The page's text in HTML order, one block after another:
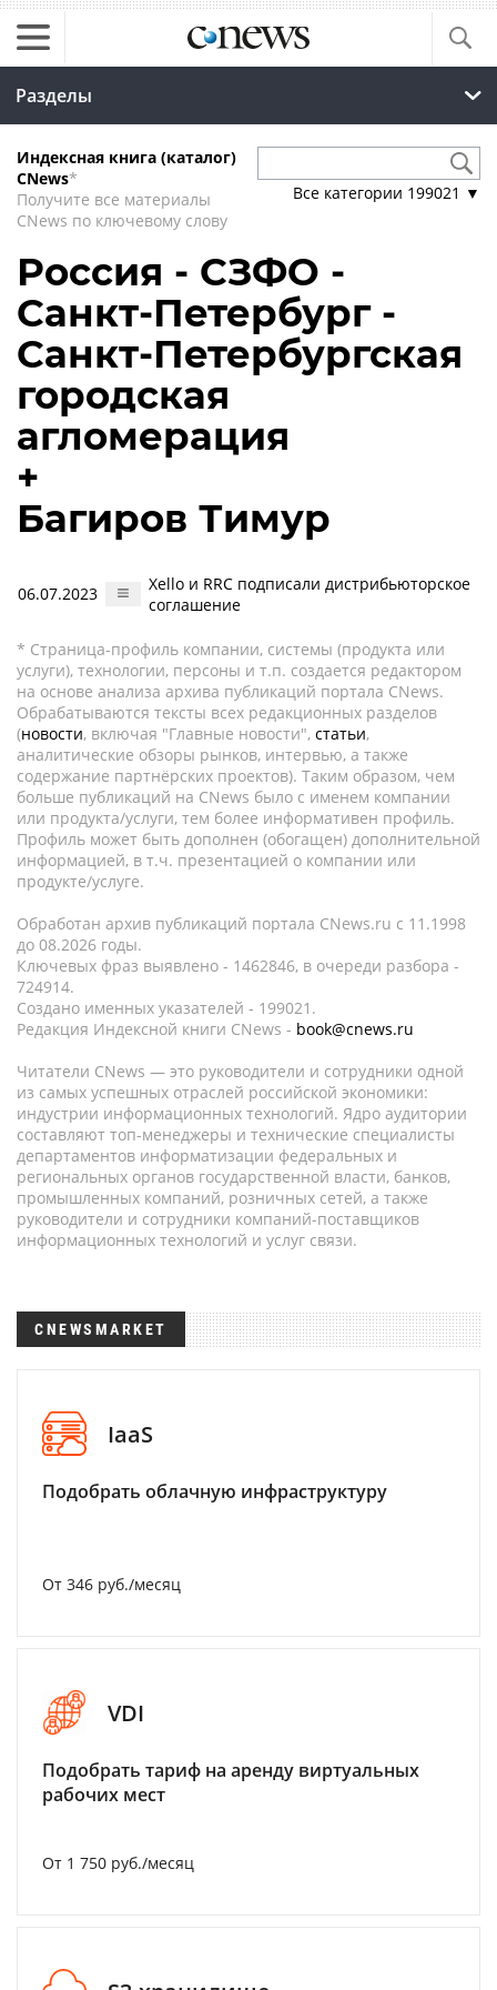
Разделы
Индексная книга (каталог)
CNews*
Получите все материалы
CNews по ключевому слову
Все категории 199021 ▼
Россия - СЗФО -
Санкт-Петербург -
Санкт-Петербургская
городская
агломерация
+
Багиров Тимур
06.07.2023
Xello и RRC подписали дистрибьюторское
соглашение
* Страница-профиль компании, системы (продукта или
услуги), технологии, персоны и т.п. создается редактором
на основе анализа архива публикаций портала CNews.
Обрабатываются тексты всех редакционных разделов
(новости, включая "Главные новости", статьи,
аналитические обзоры рынков, интервью, а также
содержание партнёрских проектов). Таким образом, чем
больше публикаций на CNews было с именем компании
или продукта/услуги, тем более информативен профиль.
Профиль может быть дополнен (обогащен) дополнительной
информацией, в т.ч. презентацией о компании или
продукте/услуге.
Обработан архив публикаций портала CNews.ru c 11.1998
до 08.2026 годы.
Ключевых фраз выявлено - 1462846, в очереди разбора -
724914.
Создано именных указателей - 199021.
Редакция Индексной книги CNews - book@cnews.ru
Читатели CNews — это руководители и сотрудники одной
из самых успешных отраслей российской экономики:
индустрии информационных технологий. Ядро аудитории
составляют топ-менеджеры и технические специалисты
департаментов информатизации федеральных и
региональных органов государственной власти, банков,
промышленных компаний, розничных сетей, а также
руководители и сотрудники компаний-поставщиков
информационных технологий и услуг связи.
CNEWSMARKET
IaaS
Подобрать облачную инфраструктуру
От 346 руб./месяц
VDI
Подобрать тариф на аренду виртуальных
рабочих мест
От 1 750 руб./месяц